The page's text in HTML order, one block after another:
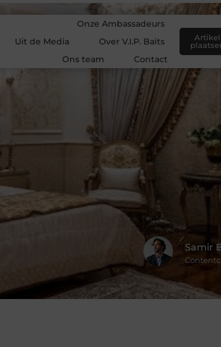
Onze Ambassadeurs
Uit de Media
Over V.I.P. Baits
Ons team
Contact
Artikel
Samir